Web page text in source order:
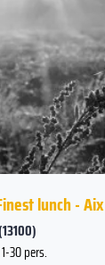
lunch -
30 pers.